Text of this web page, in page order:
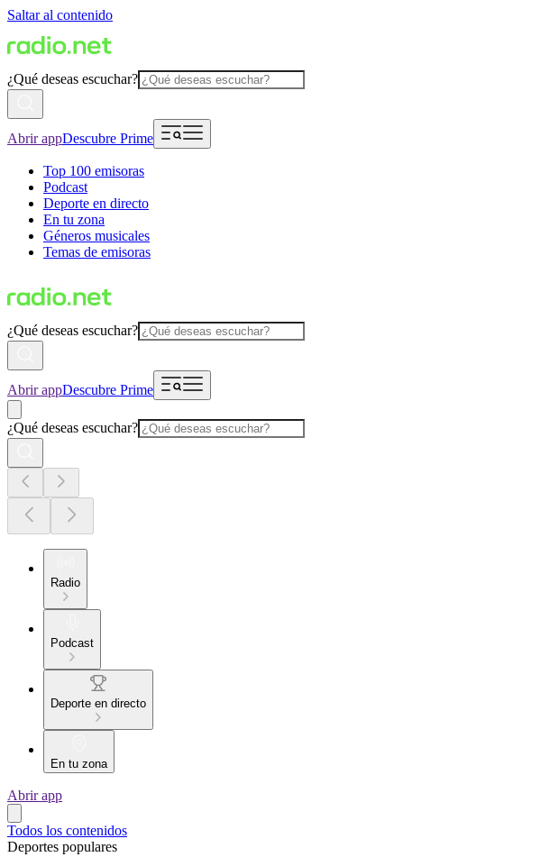
Saltar al contenido
¿Qué deseas escuchar?
Abrir appDescubre Prime
Top 100 emisoras
Podcast
Deporte en directo
En tu zona
Géneros musicales
Temas de emisoras
¿Qué deseas escuchar?
Abrir appDescubre Prime
¿Qué deseas escuchar?
Radio
Podcast
Deporte en directo
En tu zona
Abrir app
Todos los contenidos
Deportes populares